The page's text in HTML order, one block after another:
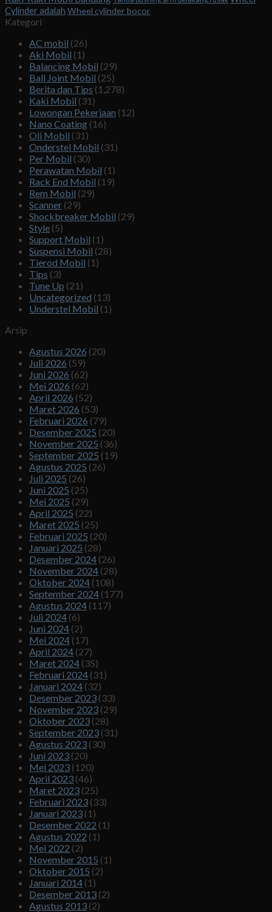
Cylinder adalah Wheel cylinder bocor
Kategori
AC mobil (26)
Aki Mobil (1)
Balancing Mobil (29)
Ball Joint Mobil (25)
Berita dan Tips (1,278)
Kaki Mobil (31)
Lowongan Pekerjaan (12)
Nano Coating (16)
Oli Mobil (31)
Onderstel Mobil (31)
Per Mobil (30)
Perawatan Mobil (1)
Rack End Mobil (19)
Rem Mobil (29)
Scanner (29)
Shockbreaker Mobil (29)
Style (5)
Support Mobil (1)
Suspensi Mobil (28)
Tierod Mobil (1)
Tips (3)
Tune Up (21)
Uncategorized (13)
Understel Mobil (1)
Arsip
Agustus 2026 (20)
Juli 2026 (59)
Juni 2026 (62)
Mei 2026 (62)
April 2026 (52)
Maret 2026 (53)
Februari 2026 (79)
Desember 2025 (20)
November 2025 (36)
September 2025 (19)
Agustus 2025 (26)
Juli 2025 (26)
Juni 2025 (25)
Mei 2025 (29)
April 2025 (22)
Maret 2025 (25)
Februari 2025 (20)
Januari 2025 (28)
Desember 2024 (26)
November 2024 (28)
Oktober 2024 (108)
September 2024 (177)
Agustus 2024 (117)
Juli 2024 (6)
Juni 2024 (2)
Mei 2024 (17)
April 2024 (27)
Maret 2024 (35)
Februari 2024 (31)
Januari 2024 (32)
Desember 2023 (33)
November 2023 (29)
Oktober 2023 (28)
September 2023 (31)
Agustus 2023 (30)
Juni 2023 (20)
Mei 2023 (120)
April 2023 (46)
Maret 2023 (25)
Februari 2023 (33)
Januari 2023 (1)
Desember 2022 (1)
Agustus 2022 (1)
Mei 2022 (2)
November 2015 (1)
Oktober 2015 (2)
Januari 2014 (1)
Desember 2013 (2)
Agustus 2013 (2)